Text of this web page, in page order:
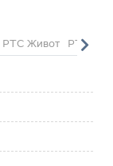
РТС Живот РТС